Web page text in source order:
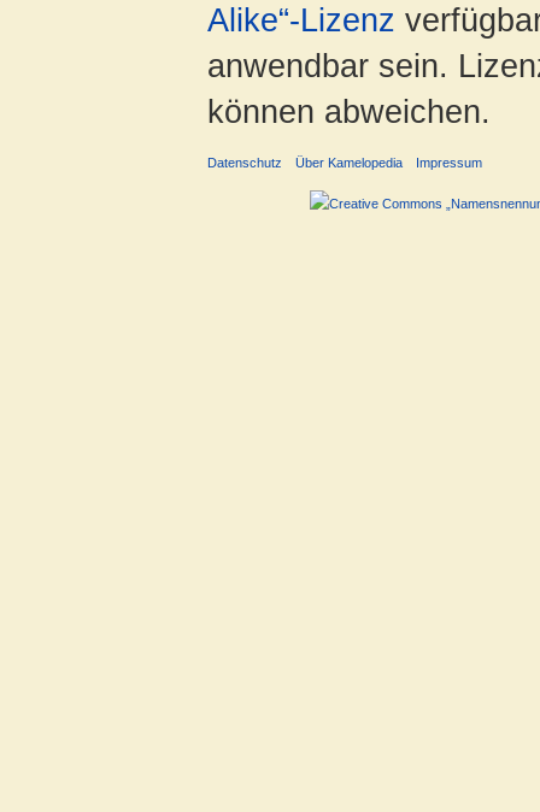
Alike“-Lizenz
anwendbar sein.
können abweichen.
Datenschutz Über Kamelopedia Impressum